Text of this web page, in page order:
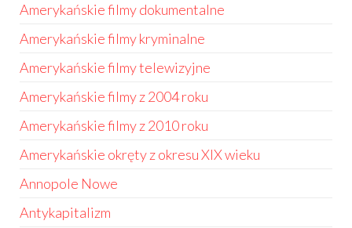
Amerykańskie filmy dokumentalne
Amerykańskie filmy kryminalne
Amerykańskie filmy telewizyjne
Amerykańskie filmy z 2004 roku
Amerykańskie filmy z 2010 roku
Amerykańskie okręty z okresu XIX wieku
Annopole Nowe
Antykapitalizm